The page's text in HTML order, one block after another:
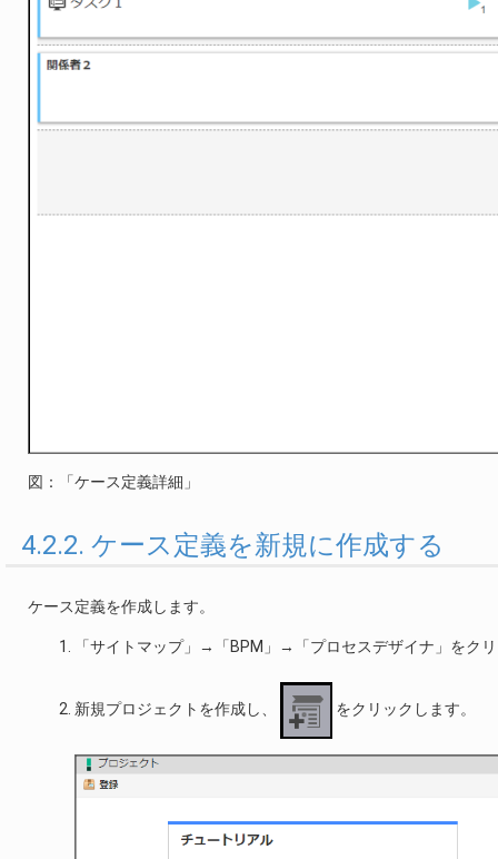
図：「ケース定義詳細」
4.2.2. ケース定義を新規に作成する
ケース定義を作成します。
「サイトマップ」→「BPM」→「プロセスデザイナ」をク
新規プロジェクトを作成し、 をクリックします。